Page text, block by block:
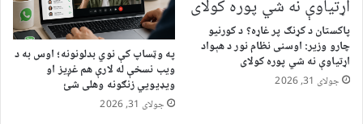
پاکستان د کړنګ پر غاړه؟ د کورنیو
چارو وزیر: اوسنی نظام نور د هېواد
اړتیاوې نه شي پوره کولای
جولای 31, 2026
په وټساپ کې نوي بدلونونه؛ اوس به د
ویب نسخې له لارې هم غږیز او
ویډیويي زنګونه وهلی شئ
جولای 31, 2026